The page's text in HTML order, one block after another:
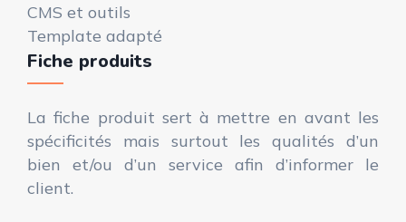
CMS et outils
Template adapté
Fiche produits
La fiche produit sert à mettre en avant les
spécificités mais surtout les qualités d’un
bien et/ou d’un service afin d’informer le
client.